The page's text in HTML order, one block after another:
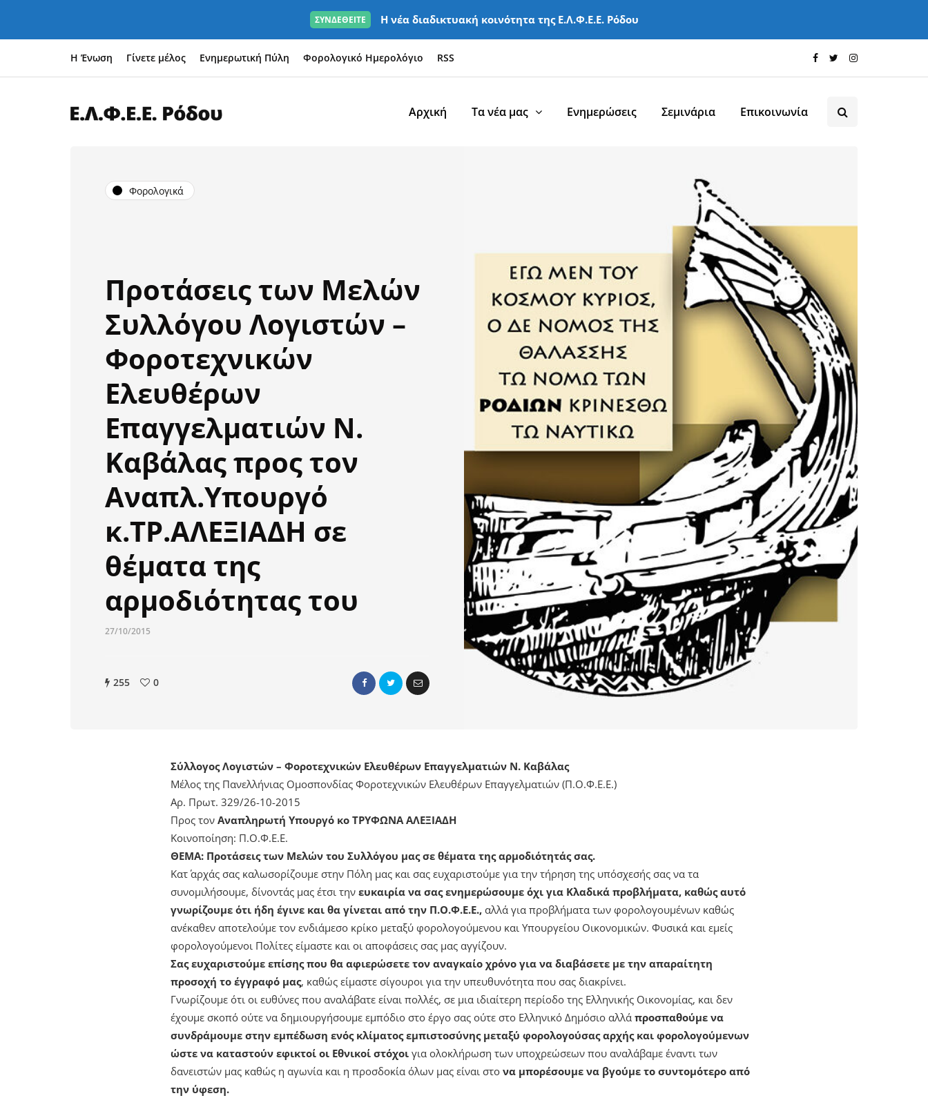
ΣΥΝΔΕΘΕΙΤΕ Η νέα διαδικτυακή κοινότητα της Ε.Λ.Φ.Ε.Ε. Ρόδου
Η Ένωση Γίνετε μέλος Ενημερωτική Πύλη Φορολογικό Ημερολόγιο RSS
Αρχική Τα νέα μας Ενημερώσεις Σεμινάρια Επικοινωνία
Φορολογικά
Προτάσεις των Μελών
Συλλόγου Λογιστών –
Φοροτεχνικών
Ελευθέρων
Επαγγελματιών Ν.
Καβάλας προς τον
Αναπλ.Υπουργό
κ.ΤΡ.ΑΛΕΞΙΑΔΗ σε
θέματα της
αρμοδιότητας του
27/10/2015
255 0
Σύλλογος Λογιστών – Φοροτεχνικών Ελευθέρων Επαγγελματιών Ν. Καβάλας
Μέλος της Πανελλήνιας Ομοσπονδίας Φοροτεχνικών Ελευθέρων Επαγγελματιών (Π.Ο.Φ.Ε.Ε.)
Αρ. Πρωτ. 329/26-10-2015
Προς τον Αναπληρωτή Υπουργό κο ΤΡΥΦΩΝΑ ΑΛΕΞΙΑΔΗ
Κοινοποίηση: Π.Ο.Φ.Ε.Ε.
ΘΕΜΑ: Προτάσεις των Μελών του Συλλόγου μας σε θέματα της αρμοδιότητάς σας.
Κατ΄ αρχάς σας καλωσορίζουμε στην Πόλη μας και σας ευχαριστούμε για την τήρηση της υπόσχεσής σας να τα
συνομιλήσουμε, δίνοντάς μας έτσι την ευκαιρία να σας ενημερώσουμε όχι για Κλαδικά προβλήματα, καθώς αυτό
γνωρίζουμε ότι ήδη έγινε και θα γίνεται από την Π.Ο.Φ.Ε.Ε., αλλά για προβλήματα των φορολογουμένων καθώς
ανέκαθεν αποτελούμε τον ενδιάμεσο κρίκο μεταξύ φορολογούμενου και Υπουργείου Οικονομικών. Φυσικά και εμείς
φορολογούμενοι Πολίτες είμαστε και οι αποφάσεις σας μας αγγίζουν.
Σας ευχαριστούμε επίσης που θα αφιερώσετε τον αναγκαίο χρόνο για να διαβάσετε με την απαραίτητη
προσοχή το έγγραφό μας, καθώς είμαστε σίγουροι για την υπευθυνότητα που σας διακρίνει.
Γνωρίζουμε ότι οι ευθύνες που αναλάβατε είναι πολλές, σε μια ιδιαίτερη περίοδο της Ελληνικής Οικονομίας, και δεν
έχουμε σκοπό ούτε να δημιουργήσουμε εμπόδιο στο έργο σας ούτε στο Ελληνικό Δημόσιο αλλά προσπαθούμε να
συνδράμουμε στην εμπέδωση ενός κλίματος εμπιστοσύνης μεταξύ φορολογούσας αρχής και φορολογούμενων
ώστε να καταστούν εφικτοί οι Εθνικοί στόχοι για ολοκλήρωση των υποχρεώσεων που αναλάβαμε έναντι των
δανειστών μας καθώς η αγωνία και η προσδοκία όλων μας είναι στο να μπορέσουμε να βγούμε το συντομότερο από
την ύφεση.